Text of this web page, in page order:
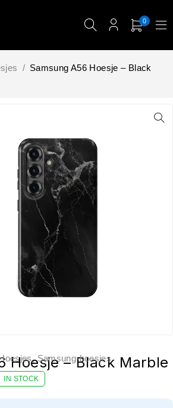
0
/ Samsung A56 Hoesje – Black
,Samsung-hoesjes
Hoesje – Black Marble
IN STOCK